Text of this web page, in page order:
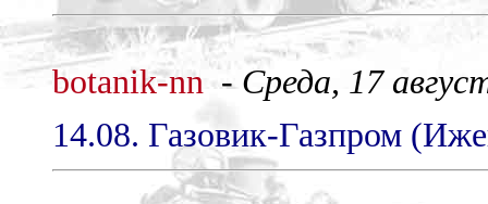
botanik-nn - Среда, 17
14.08. Газовик-Газпром